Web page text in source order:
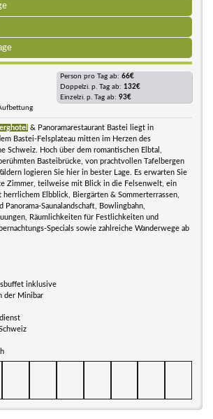
Person pro Tag ab: 66€
Doppelzi. p. Tag ab: 132€
Einzelzi. p. Tag ab: 93€
& Panoramarestaurant Bastei liegt in
Bastei-Felsplateau mitten im Herzen des
Schweiz. Hoch über dem romantischen Elbtal,
Basteibrücke, von prachtvollen Tafelbergen
logieren Sie hier in bester Lage. Es erwarten Sie
Zimmer, teilweise mit Blick in die Felsenwelt, ein
herrlichem Elbblick, Biergärten & Sommerterrassen,
Panorama-Saunalandschaft, Bowlingbahn,
Räumlichkeiten für Festlichkeiten und
Specials sowie zahlreiche Wanderwege ab
inklusive
der Minibar